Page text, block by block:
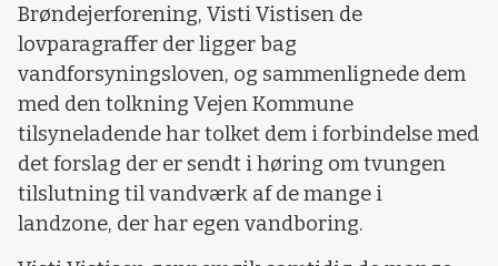
Brøndejerforening, Visti Vistisen de
lovparagraffer der ligger bag
vandforsyningsloven, og sammenlignede dem
med den tolkning Vejen Kommune
tilsyneladende har tolket dem i forbindelse med
det forslag der er sendt i høring om tvungen
tilslutning til vandværk af de mange i
landzone, der har egen vandboring.